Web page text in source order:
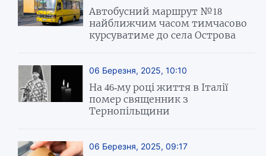
Автобусний маршрут №18
найближчим часом тимчасово
курсуватиме до села Острова
06 Березня, 2025, 10:10
На 46-му році життя в Італії
помер священник з
Тернопільщини
06 Березня, 2025, 09:17